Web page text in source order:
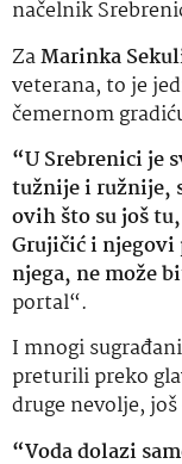
načelnik
ZaMarinka
veterana, to je
čemernom
“U Srebrenici je
tužnije i ružnije,
ovih što su još
Grujičić i njegovi
njega, ne može
portal“.
I mnogi
preturili preko
druge nevolje,
“Voda dolazi